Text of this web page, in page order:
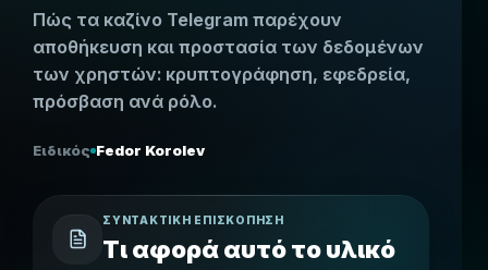
Πώς τα καζίνο Telegram παρέχουν
αποθήκευση και προστασία των δεδομένων
των χρηστών: κρυπτογράφηση, εφεδρεία,
πρόσβαση ανά ρόλο.
Ειδικός Fedor Korolev
ΣΥΝΤΑΚΤΙΚΉ ΕΠΙΣΚΌΠΗΣΗ
Τι αφορά αυτό το υλικό